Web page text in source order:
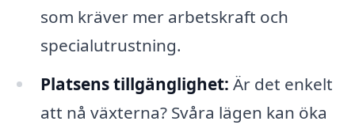
som kräver mer arbetskraft och
specialutrustning.
Platsens tillgänglighet: Är det enkelt
att nå växterna? Svåra lägen kan öka